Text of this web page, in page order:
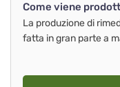
Come viene
La produzione di
fatta in gran parte a